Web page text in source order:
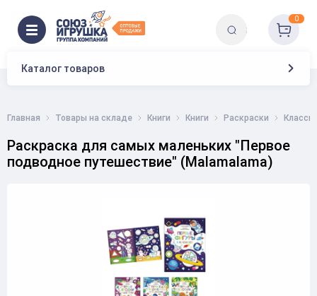
Каталог товаров
0
Главная Товары на складе Книги Книги Раскраски
Раскраска для самых маленьких "Первое
подводное путешествие" (Malamalama)